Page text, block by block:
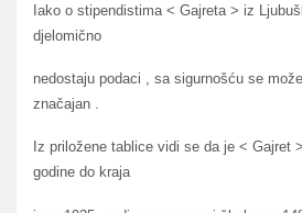
Iako o stipendistima < Gajreta > iz
djelomično
nedostaju podaci , sa sigurnošću se
značajan .
Iz priložene tablice vidi se da je < Gajret
godine do kraja